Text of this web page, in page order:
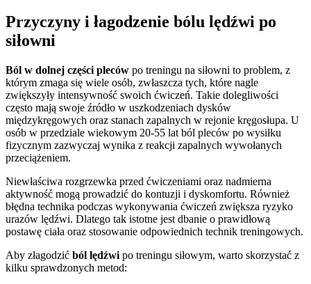
Przyczyny i łagodzenie bólu lędźwi po
siłowni
Ból w dolnej części pleców po treningu na siłowni to problem, z
którym zmaga się wiele osób, zwłaszcza tych, które nagle
zwiększyły intensywność swoich ćwiczeń. Takie dolegliwości
często mają swoje źródło w uszkodzeniach dysków
międzykręgowych oraz stanach zapalnych w rejonie kręgosłupa. U
osób w przedziale wiekowym 20-55 lat ból pleców po wysiłku
fizycznym zazwyczaj wynika z reakcji zapalnych wywołanych
przeciążeniem.
Niewłaściwa rozgrzewka przed ćwiczeniami oraz nadmierna
aktywność mogą prowadzić do kontuzji i dyskomfortu. Również
błędna technika podczas wykonywania ćwiczeń zwiększa ryzyko
urazów lędźwi. Dlatego tak istotne jest dbanie o prawidłową
postawę ciała oraz stosowanie odpowiednich technik treningowych.
Aby złagodzić ból lędźwi po treningu siłowym, warto skorzystać z
kilku sprawdzonych metod: